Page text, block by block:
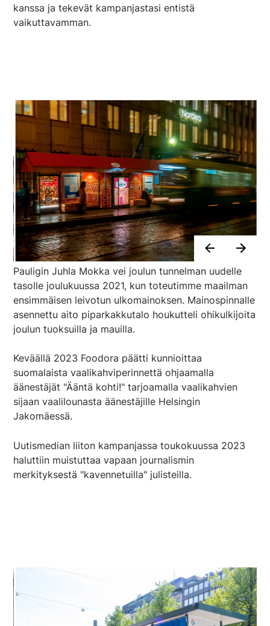
kanssa ja tekevät kampanjastasi entistä
vaikuttavamman.
Pauligin Juhla Mokka vei joulun tunnelman uudelle
tasolle joulukuussa 2021, kun toteutimme maailman
ensimmäisen leivotun ulkomainoksen. Mainospinnalle
asennettu aito piparkakkutalo houkutteli ohikulkijoita
joulun tuoksuilla ja mauilla.
Keväällä 2023 Foodora päätti kunnioittaa
suomalaista vaalikahviperinnettä ohjaamalla
äänestäjät "Ääntä kohti!" tarjoamalla vaalikahvien
sijaan vaalilounasta äänestäjille Helsingin
Jakomäessä.
Uutismedian liiton kampanjassa toukokuussa 2023
haluttiin muistuttaa vapaan journalismin
merkityksestä "kavennetuilla" julisteilla.